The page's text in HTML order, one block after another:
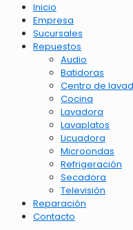
Inicio
Empresa
Sucursales
Repuestos
Audio
Batidoras
Centro de
Cocina
Lavadora
Lavaplatos
Licuadora
Microondas
Refrigeración
Secadora
Televisión
Reparación
Contacto